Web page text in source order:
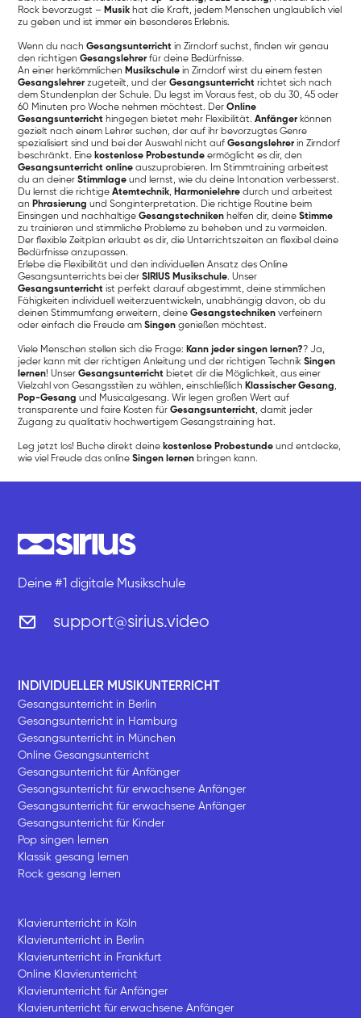
Rock bevorzugst – Musik hat die Kraft, jedem Menschen unglaublich viel
zu geben und ist immer ein besonderes Erlebnis.
Wenn du nachGesangsunterricht in Zirndorf suchst, finden wir genau
den richtigenGesangslehrer für deine Bedürfnisse.
An einer herkömmlichen Musikschule in Zirndorf wirst du einem festen
Gesangslehrer zugeteilt, und derGesangsunterricht richtet sich nach
dem Stundenplan der Schule. Du legst im Voraus fest, ob du 30, 45 oder
60 Minuten pro Woche nehmen möchtest. DerOnline
Gesangsunterricht hingegen bietet mehr Flexibilität.Anfänger können
gezielt nach einem Lehrer suchen, der auf ihr bevorzugtes Genre
spezialisiert sind und bei der Auswahl nicht aufGesangslehrer in Zirndorf
beschränkt. Eine kostenlose Probestunde ermöglicht es dir, den
Gesangsunterricht online auszuprobieren. Im Stimmtraining arbeitest
du an deinerStimmlage und lernst, wie du deine Intonation verbesserst.
Du lernst die richtigeAtemtechnik, Harmonielehre durch und arbeitest
an Phrasierung und Songinterpretation. Die richtige Routine beim
Einsingen und nachhaltigeGesangstechniken helfen dir, deineStimme
zu trainieren und stimmliche Probleme zu beheben und zu vermeiden.
Der flexible Zeitplan erlaubt es dir, die Unterrichtszeiten an flexibel deine
Bedürfnisse anzupassen.
Erlebe die Flexibilität und den individuellen Ansatz des Online
Gesangsunterrichts bei derSIRIUS Musikschule. Unser
Gesangsunterricht ist perfekt darauf abgestimmt, deine stimmlichen
Fähigkeiten individuell weiterzuentwickeln, unabhängig davon, ob du
deinen Stimmumfang erweitern, deineGesangstechniken verfeinern
oder einfach die Freude amSingen genießen möchtest.
Viele Menschen stellen sich die Frage: Kann jeder singen lernen?? Ja,
jeder kann mit der richtigen Anleitung und der richtigen TechnikSingen
lernen! UnserGesangsunterricht bietet dir die Möglichkeit, aus einer
Vielzahl von Gesangsstilen zu wählen, einschließlich Klassischer Gesang,
Pop-Gesang und Musicalgesang. Wir legen großen Wert auf
transparente und faire Kosten fürGesangsunterricht, damit jeder
Zugang zu qualitativ hochwertigem Gesangstraining hat.
Leg jetzt los! Buche direkt deine kostenlose Probestunde und entdecke,
wie viel Freude das onlineSingen lernen bringen kann.
Deine #1 digitale Musikschule
support@sirius.video
INDIVIDUELLER MUSIKUNTERRICHT
Gesangsunterricht in Berlin
Gesangsunterricht in Hamburg
Gesangsunterricht in München
Online Gesangsunterricht
Gesangsunterricht für Anfänger
Gesangsunterricht für erwachsene Anfänger
Gesangsunterricht für erwachsene Anfänger
Gesangsunterricht für Kinder
Pop singen lernen
Klassik gesang lernen
Rock gesang lernen
Klavierunterricht in Köln
Klavierunterricht in Berlin
Klavierunterricht in Frankfurt
Online Klavierunterricht
Klavierunterricht für Anfänger
Klavierunterricht für erwachsene Anfänger